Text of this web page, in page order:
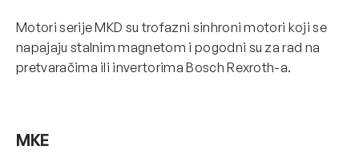
Motori serije MKD su trofazni sinhroni motori koji se
napajaju stalnim magnetom i pogodni su za rad na
pretvaračima ili invertorima Bosch Rexroth-a.
MKE